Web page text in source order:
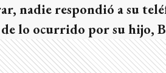
nadie respondió a su
de lo ocurrido por su hijo,